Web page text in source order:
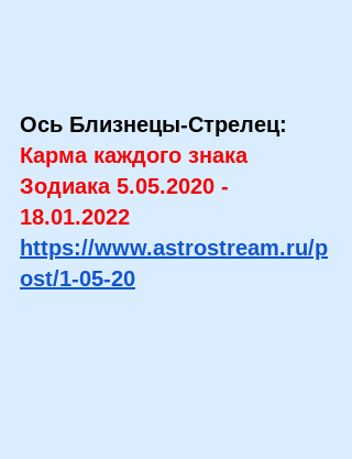
Ось Близнецы-Стрелец:
Карма каждого знака
Зодиака 5.05.2020 -
18.01.2022
https://www.astrostream.ru/p
ost/1-05-20